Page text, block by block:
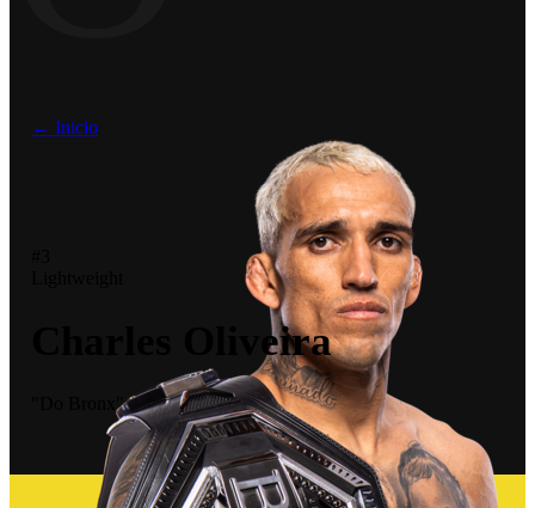
← Inicio
Charles Oliveira
"Do Bronx"